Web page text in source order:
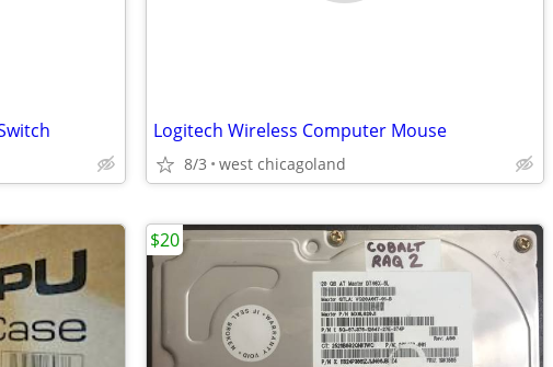
Logitech Wireless Computer Mouse
8/3 west chicagoland
$20